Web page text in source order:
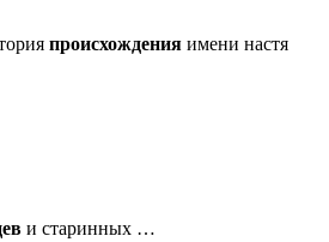
происхождения имени настя
и старинных …